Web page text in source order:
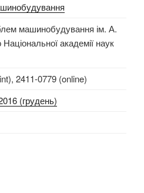
машинобудування ім. А.
академії наук
2411-0779 (online)
(грудень)